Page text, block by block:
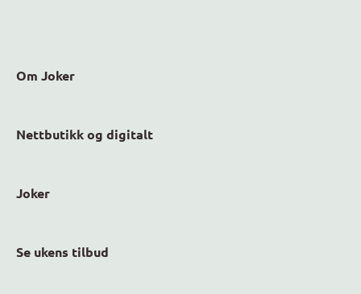
Om Joker
Nettbutikk og digitalt
Joker
Se ukens tilbud